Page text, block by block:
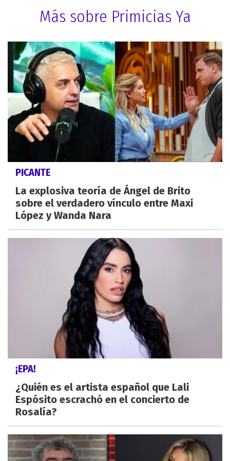
Más sobre Primicias Ya
PICANTE
La explosiva teoría de Ángel de Brito
sobre el verdadero vínculo entre Maxi
López y Wanda Nara
¡EPA!
¿Quién es el artista español que Lali
Espósito escrachó en el concierto de
Rosalía?